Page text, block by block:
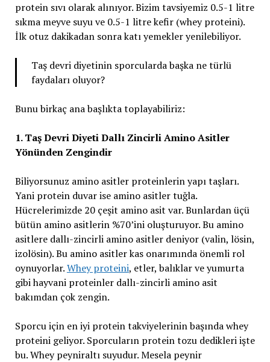
protein sıvı olarak alınıyor. Bizim tavsiyemiz 0.5-1 litre
sıkma meyve suyu ve 0.5-1 litre kefir (whey proteini).
İlk otuz dakikadan sonra katı yemekler yenilebiliyor.
Taş devri diyetinin sporcularda başka ne türlü
faydaları oluyor?
Bunu birkaç ana başlıkta toplayabiliriz:
1. Taş Devri Diyeti Dallı Zincirli Amino Asitler
Yönünden Zengindir
Biliyorsunuz amino asitler proteinlerin yapı taşları.
Yani protein duvar ise amino asitler tuğla.
Hücrelerimizde 20 çeşit amino asit var. Bunlardan üçü
bütün amino asitlerin %70’ini oluşturuyor. Bu amino
asitlere dallı-zincirli amino asitler deniyor (valin, lösin,
izolösin). Bu amino asitler kas onarımında önemli rol
oynuyorlar.Whey proteini, etler, balıklar ve yumurta
gibi hayvani proteinler dallı-zincirli amino asit
bakımdan çok zengin.
Sporcu için en iyi protein takviyelerinin başında whey
proteini geliyor. Sporcuların protein tozu dedikleri işte
bu. Whey peyniraltı suyudur. Mesela peynir